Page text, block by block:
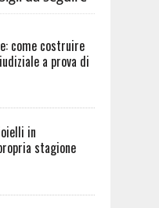
come costruire
a prova di
in
stagione